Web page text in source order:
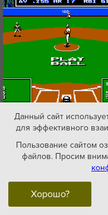
Данный сайт
для эффективного
Пользование сайтом
файлов. Просим
Хорошо?